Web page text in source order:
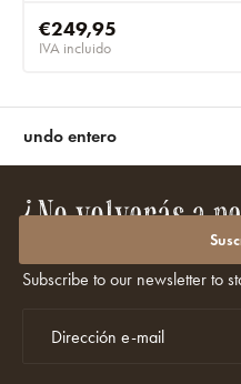
€249,95
IVA incluido
mundo entero
¿No volverás a
promociones ni
Subscribe to our newsletter to